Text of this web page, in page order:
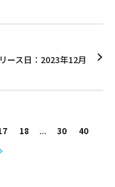
ース日：2023年12月
18 ... 30
40